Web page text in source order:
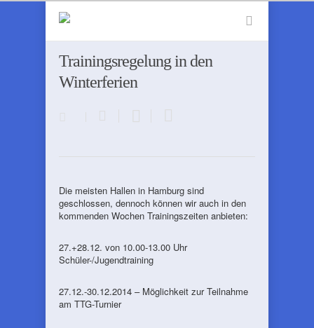
Trainingsregelung in den
Winterferien
Die meisten Hallen in Hamburg sind
geschlossen, dennoch können wir auch in den
kommenden Wochen Trainingszeiten anbieten:
27.+28.12. von 10.00-13.00 Uhr
Schüler-/Jugendtraining
27.12.-30.12.2014 – Möglichkeit zur Teilnahme
am TTG-Turnier